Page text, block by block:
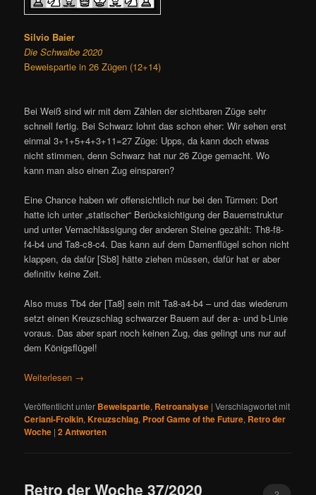
Silvio Baier
Die Schwalbe 2020
Beweispartie in 26 Zügen (12+14)
Bei Weiß sind wir mit dem Zählen der sichtbaren Züge sehr
schnell fertig. Bei Schwarz lohnt das schon eher: Wir sehen erst
einmal 3+1+5+4+3+11=27 Züge: Upps, da kann doch etwas
nicht stimmen, denn Schwarz hat nur 26 Züge gemacht. Wo
kann man also einen Zug einsparen?
Eine Chance haben wir offensichtlich nur bei den Türmen: Dort
hatte ich unter „statischer“ Berücksichtigung der Bauernstruktur
und unter Vernachlässigung der anderen Steine gezählt: Th8-f8-
f4-b4 und Ta8-c8-c4. Das kann auf dem Damenflügel schon nicht
klappen, da dafür [Sb8] hätte ziehen müssen, dafür hat er aber
definitiv keine Zeit.
Also muss Tb4 der [Ta8] sein mit Ta8-a4-b4 – und das wiederum
setzt einen Kreuzschlag schwarzer Bauern auf der a- und b-Linie
voraus. Das aber spart noch keinen Zug, das gelingt uns nur auf
dem Königsflügel!
Weiterlesen →
Veröffentlicht unter Beweispartie, Retroanalyse |Verschlagwortet mit
Ceriani-Frolkin,Kreuzschlag, Proof Game of the Future, Retro der
Woche |2 Antworten
Retro der Woche 37/2020